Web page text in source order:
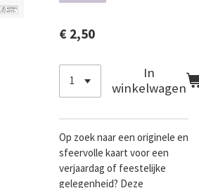
€ 2,50
In
winkelwagen
Op zoek naar een originele en
sfeervolle kaart voor een
verjaardag of feestelijke
gelegenheid? Deze